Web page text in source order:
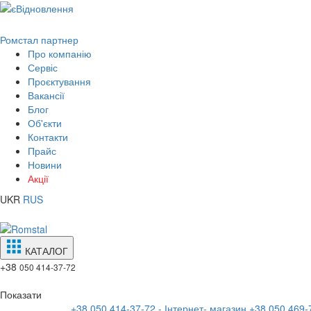
Ромстал партнер
Про компанію
Сервіс
Проєктування
Вакансії
Блог
Об'єкти
Контакти
Прайс
Новини
Акції
UKR RUS
КАТАЛОГ
+38 050 414-37-72
Показати
+38 050 414-37-72 - Інтернет- магазин +38 050